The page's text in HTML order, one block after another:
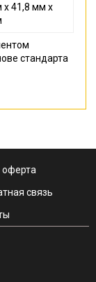
x 41,8 мм x
стандарта
оферта
связь